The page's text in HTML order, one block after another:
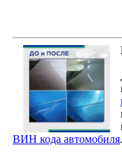
ВИН кода автомобиля.